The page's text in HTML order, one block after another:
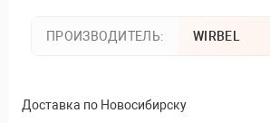
ПРОИЗВОДИТЕЛЬ: WIRBEL
Доставка по Новосибирску